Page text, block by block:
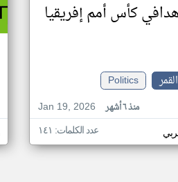
كأس أمم إفريقيا
Politics
Jan 19, 2026
منذ ٦ أشهر
عدد الكلمات: ١٤١